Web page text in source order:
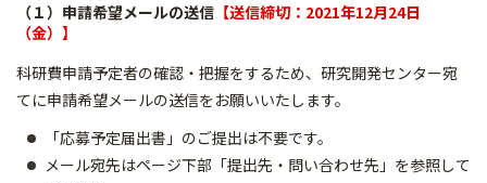
（１）申請希望メールの送信 【送信締切：2021年12月24日
（金）】
科研費申請予定者の確認・把握をするため、研究開発センター宛
てに申請希望メールの送信をお願いいたします。
「応募予定届出書」のご提出は不要です。
メール宛先はページ下部「提出先・問い合わせ先」を参照して